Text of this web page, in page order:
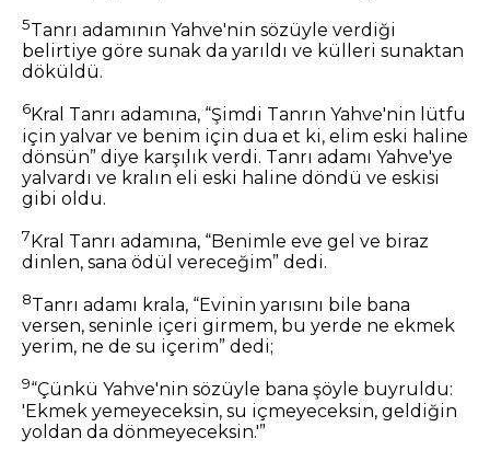
5Tanrı adamının Yahve'nin sözüyle verdiği
belirtiye göre sunak da yarıldı ve külleri sunaktan
döküldü.
6Kral Tanrı adamına, “Şimdi Tanrın Yahve'nin lütfu
için yalvar ve benim için dua et ki, elim eski haline
dönsün” diye karşılık verdi. Tanrı adamı Yahve'ye
yalvardı ve kralın eli eski haline döndü ve eskisi
gibi oldu.
7Kral Tanrı adamına, “Benimle eve gel ve biraz
dinlen, sana ödül vereceğim” dedi.
8Tanrı adamı krala, “Evinin yarısını bile bana
versen, seninle içeri girmem, bu yerde ne ekmek
yerim, ne de su içerim” dedi;
9“Çünkü Yahve'nin sözüyle bana şöyle buyruldu:
'Ekmek yemeyeceksin, su içmeyeceksin, geldiğin
yoldan da dönmeyeceksin.'”